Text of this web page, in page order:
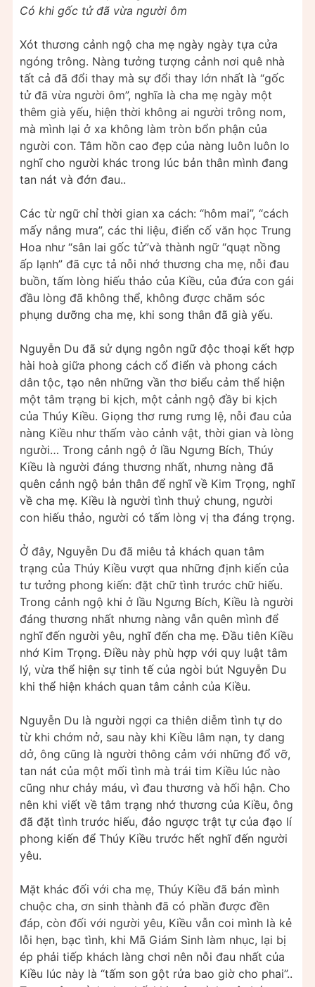
Có khi gốc tử đã vừa người ôm
Xót thương cảnh ngộ cha mẹ ngày ngày tựa cửa
ngóng trông. Nàng tưởng tượng cảnh nơi quê nhà
tất cả đã đổi thay mà sự đổi thay lớn nhất là “gốc
tử đã vừa người ôm”, nghĩa là cha mẹ ngày một
thêm già yếu, hiện thời không ai người trông nom,
mà mình lại ở xa không làm tròn bổn phận của
người con. Tâm hồn cao đẹp của nàng luôn luôn lo
nghĩ cho người khác trong lúc bản thân mình đang
tan nát và đớn đau..
Các từ ngữ chỉ thời gian xa cách: “hôm mai”, “cách
mấy nắng mưa”, các thi liệu, điển cố văn học Trung
Hoa như “sân lai gốc tử”và thành ngữ “quạt nồng
ấp lạnh” đã cực tả nỗi nhớ thương cha mẹ, nỗi đau
buồn, tấm lòng hiếu thảo của Kiều, của đứa con gái
đầu lòng đã không thể, không được chăm sóc
phụng dưỡng cha mẹ, khi song thân đã già yếu.
Nguyễn Du đã sử dụng ngôn ngữ độc thoại kết hợp
hài hoà giữa phong cách cổ điển và phong cách
dân tộc, tạo nên những vần thơ biểu cảm thể hiện
một tâm trạng bi kịch, một cảnh ngộ đầy bi kịch
của Thúy Kiều. Giọng thơ rưng rưng lệ, nỗi đau của
nàng Kiều như thấm vào cảnh vật, thời gian và lòng
người… Trong cảnh ngộ ở lầu Ngưng Bích, Thúy
Kiều là người đáng thương nhất, nhưng nàng đã
quên cảnh ngộ bản thân để nghĩ về Kim Trọng, nghĩ
về cha mẹ. Kiều là người tình thuỷ chung, người
con hiếu thảo, người có tấm lòng vị tha đáng trọng.
Ở đây, Nguyễn Du đã miêu tả khách quan tâm
trạng của Thúy Kiều vượt qua những định kiến của
tư tưởng phong kiến: đặt chữ tình trước chữ hiếu.
Trong cảnh ngộ khi ở lầu Ngưng Bích, Kiều là người
đáng thương nhất nhưng nàng vẫn quên mình để
nghĩ đến người yêu, nghĩ đến cha mẹ. Đầu tiên Kiều
nhớ Kim Trọng. Điều này phù hợp với quy luật tâm
lý, vừa thể hiện sự tinh tế của ngòi bút Nguyễn Du
khi thể hiện khách quan tâm cảnh của Kiều.
Nguyễn Du là người ngợi ca thiên diễm tình tự do
từ khi chớm nở, sau này khi Kiều lâm nạn, ty dang
dở, ông cũng là người thông cảm với những đổ vỡ,
tan nát của một mối tình mà trái tim Kiều lúc nào
cũng như chảy máu, vì đau thương và hối hận. Cho
nên khi viết về tâm trạng nhớ thương của Kiều, ông
đã đặt tình trước hiếu, đảo ngược trật tự của đạo lí
phong kiến để Thúy Kiều trước hết nghĩ đến người
yêu.
Mặt khác đối với cha mẹ, Thúy Kiều đã bán mình
chuộc cha, ơn sinh thành đã có phần được đền
đáp, còn đối với người yêu, Kiều vẫn coi mình là kẻ
lỗi hẹn, bạc tình, khi Mã Giám Sinh làm nhục, lại bị
ép phải tiếp khách làng chơi nên nỗi đau nhất của
Kiều lúc này là “tấm son gột rửa bao giờ cho phai”..